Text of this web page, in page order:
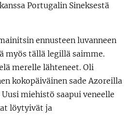
Portugalin Sineksestä
ennusteen luvanneen
myös tällä legillä saimme.
merelle lähteneet. Oli
kokopäiväinen sade Azoreilla
miehistö saapui veneelle
löytyivät ja